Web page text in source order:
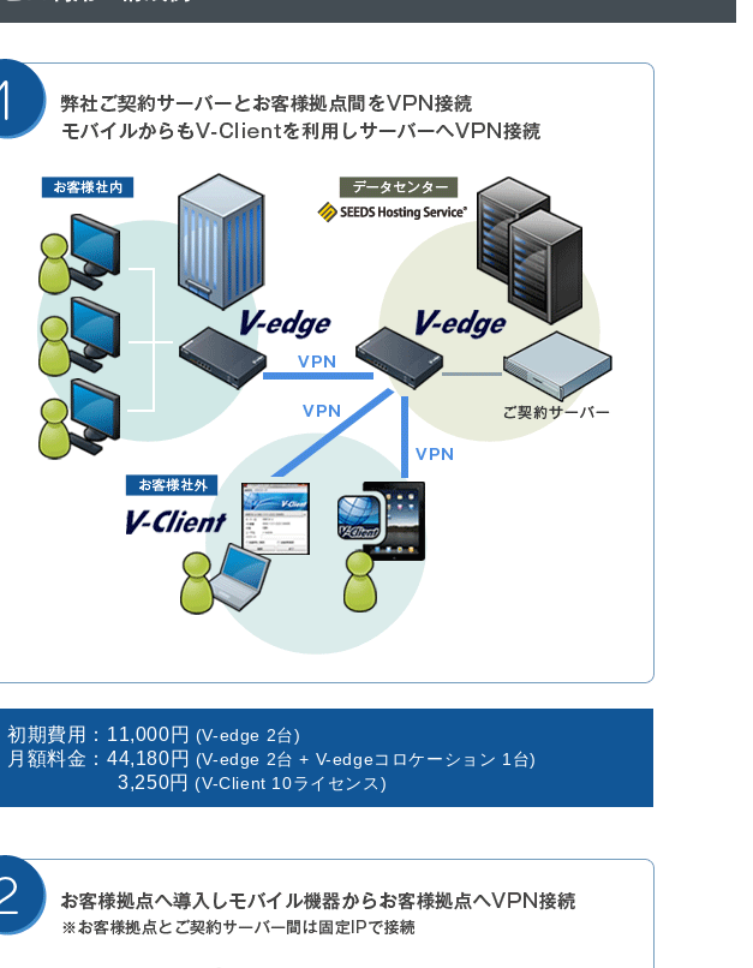
初期費用： 11,000円 (V-edge 2台)
月額料金： 44,180円 (V-edge 2台 + V-edgeコロケーション 1台)
3,250円(V-Client 10ライセンス)